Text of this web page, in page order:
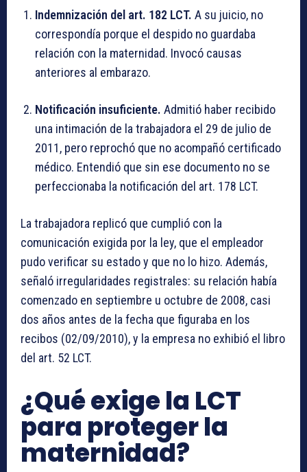
Indemnización del art. 182 LCT. A su juicio, no
correspondía porque el despido no guardaba
relación con la maternidad. Invocó causas
anteriores al embarazo.
Notificación insuficiente. Admitió haber recibido
una intimación de la trabajadora el 29 de julio de
2011, pero reprochó que no acompañó certificado
médico. Entendió que sin ese documento no se
perfeccionaba la notificación del art. 178 LCT.
La trabajadora replicó que cumplió con la
comunicación exigida por la ley, que el empleador
pudo verificar su estado y que no lo hizo. Además,
señaló irregularidades registrales: su relación había
comenzado en septiembre u octubre de 2008, casi
dos años antes de la fecha que figuraba en los
recibos (02/09/2010), y la empresa no exhibió el libro
del art. 52 LCT.
¿Qué exige la LCT
para proteger la
maternidad?